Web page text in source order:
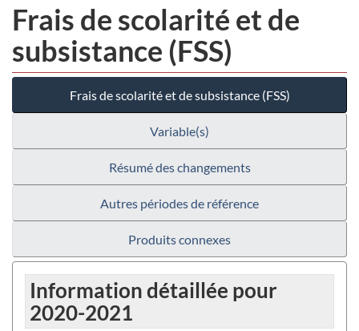
Frais de scolarité et de
subsistance (FSS)
Frais de scolarité et de subsistance (FSS)
Variable(s)
Résumé des changements
Autres périodes de référence
Produits connexes
Information détaillée pour
2020-2021